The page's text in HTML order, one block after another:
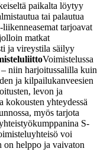
paikalta löytyy
tai palautua
tarjoavat
matkat
ja vireystila säilyy
Voimistelussa
– niin harjoitussalilla kuin
ja kilpailukanveesien
levon ja
kokousten yhteydessä
myös tarjota
S-
voi
on helppo ja vaivaton